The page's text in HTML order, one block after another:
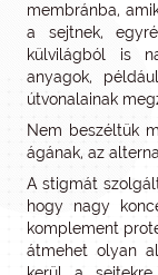
membránba,
a sejtnek,
külvilágból is
anyagok,
útvonalainak
Nem beszéltük
ágának, az
A stigmát
hogy nagy
komplement
átmehet olyan